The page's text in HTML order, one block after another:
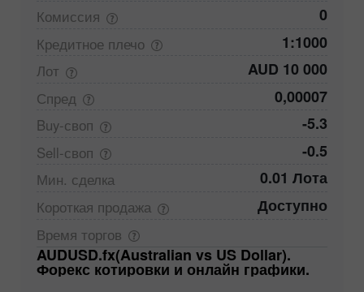
Комиссия
0
Кредитное плечо 1:1000
Лот AUD 10 000
Спред 0,00007
Buy-своп -5.3
Sell-своп -0.5
Мин. сделка 0.01 Лота
Короткая продажа Доступно
Время торгов
AUDUSD.fx(Australian vs US Dollar).
Форекс котировки и онлайн графики.